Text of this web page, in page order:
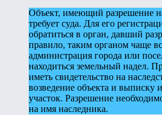
Объект, имеющий разрешение
требует суда. Для его
обратиться в орган, давший
правило, таким органом чаще
администрация города или
находиться земельный надел.
иметь свидетельство на
возведение объекта и выписку
участок. Разрешение
на имя наследника.